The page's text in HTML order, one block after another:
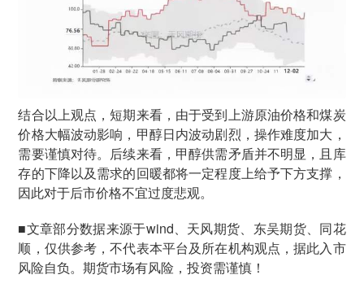
结合以上观点，短期来看，由于受到上游原油价格和煤炭
价格大幅波动影响，甲醇日内波动剧烈，操作难度加大，
需要谨慎对待。后续来看，甲醇供需矛盾并不明显，且库
存的下降以及需求的回暖都将一定程度上给予下方支撑，
因此对于后市价格不宜过度悲观。
■文章部分数据来源于wind、天风期货、东吴期货、同花
顺，仅供参考，不代表本平台及所在机构观点，据此入市
风险自负。期货市场有风险，投资需谨慎！